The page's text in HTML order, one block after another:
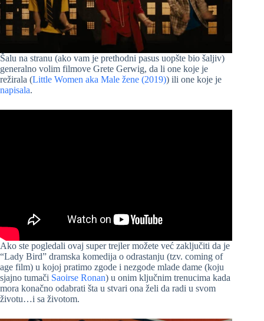
Šalu na stranu (ako vam je prethodni pasus uopšte bio šaljiv)
generalno volim filmove Grete Gerwig, da li one koje je
režirala (Little Women aka Male žene (2019)) ili one koje je
napisala.
Ako ste pogledali ovaj super trejler možete već zaključiti da je
“Lady Bird” dramska komedija o odrastanju (tzv. coming of
age film) u kojoj pratimo zgode i nezgode mlade dame (koju
sjajno tumači Saoirse Ronan) u onim ključnim trenucima kada
mora konačno odabrati šta u stvari ona želi da radi u svom
životu…i sa životom.